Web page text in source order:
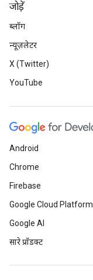
जोड़ें
ब्लॉग
न्यूज़लेटर
X (Twitter)
YouTube
Android
Chrome
Firebase
Google Cloud Platform
Google AI
सारे प्रॉडक्ट